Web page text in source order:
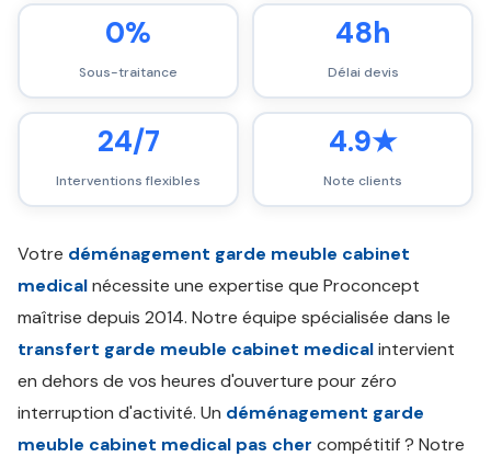
0%
Sous-traitance
48h
Délai devis
24/7
Interventions flexibles
4.9★
Note clients
Votre déménagement garde meuble cabinet
medicalnécessite une expertise que Proconcept
maîtrise depuis 2014. Notre équipe spécialisée dans le
transfert garde meuble cabinet medicalintervient
en dehors de vos heures d'ouverture pour zéro
interruption d'activité. Un déménagement garde
meuble cabinet medical pas cher compétitif ? Notre